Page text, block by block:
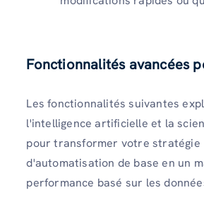
Fonctionnalités avancées
Les fonctionnalités suivantes
l'intelligence artificielle et la
pour transformer votre stratégie
d'automatisation de base en un
performance basé sur les